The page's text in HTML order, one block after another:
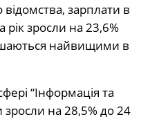
зарплати в
рік зросли на 23,6%
найвищими в
“Інформація та
зросли на 28,5% до 24